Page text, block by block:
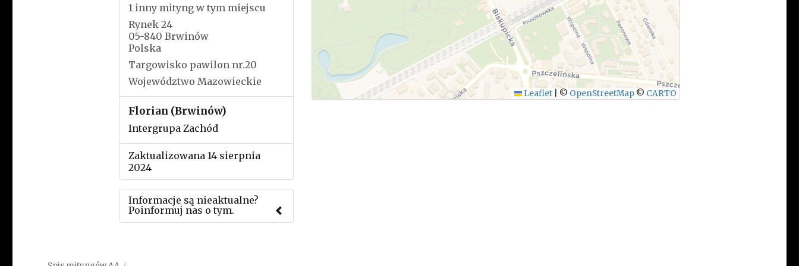
1 inny mityng w tym miejscu
Rynek 24
05-840 Brwinów
Polska
Targowisko pawilon nr.20
Województwo Mazowieckie
Florian (Brwinów)
Intergrupa Zachód
Zaktualizowana 14 sierpnia
2024
Informacje są nieaktualne?
Poinformuj nas o tym.
Leaflet © OpenStreetMap © CARTO